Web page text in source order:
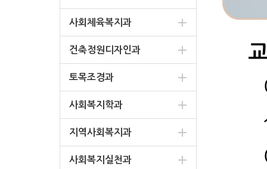
사회체육복지과
건축정원디자인과
토목조경과
사회복지학과
지역사회복지과
사회복지실천과